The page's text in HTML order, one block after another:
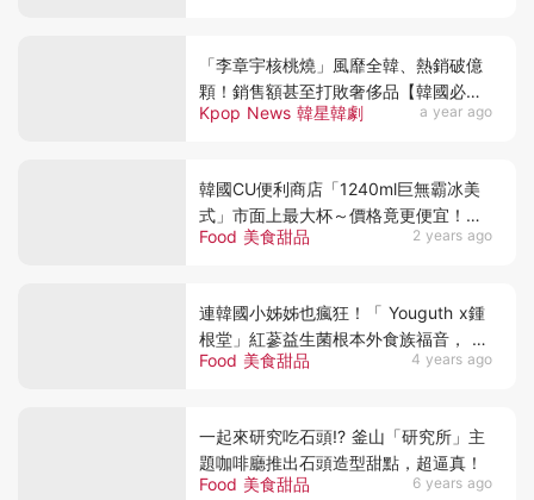
Kpop News 韓星韓劇 a year ago
「李章宇核桃燒」風靡全韓、熱銷破億
顆！銷售額甚至打敗奢侈品【韓國必買
伴手禮】
Food 美食甜品 2 years ago
韓國CU便利商店「1240ml巨無霸冰美
式」市面上最大杯～價格竟更便宜！還
能插2根吸管
Food 美食甜品 4 years ago
連韓國小姊姊也瘋狂！「 Youguth x鍾
根堂」紅蔘益生菌根本外食族福音， 內
外保養兼具才是上上策！
Food 美食甜品 6 years ago
一起來研究吃石頭!? 釜山「研究所」主
題咖啡廳推出石頭造型甜點，超逼真！